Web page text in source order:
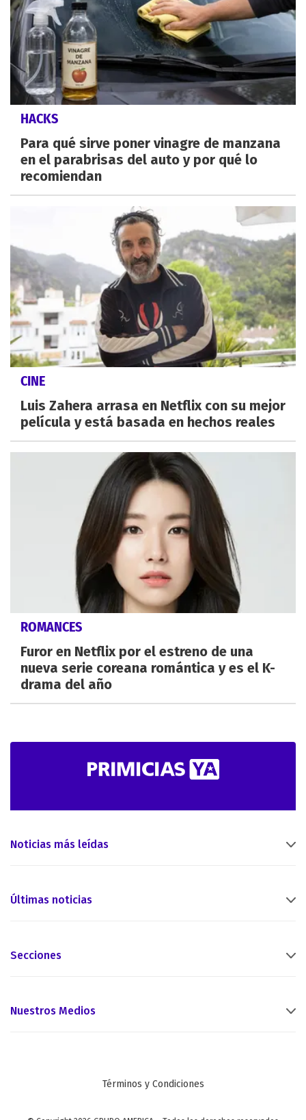
HACKS
Para qué sirve poner vinagre de manzana
en el parabrisas del auto y por qué lo
recomiendan
CINE
Luis Zahera arrasa en Netflix con su mejor
película y está basada en hechos reales
ROMANCES
Furor en Netflix por el estreno de una
nueva serie coreana romántica y es el K-
drama del año
Noticias más leídas
Últimas noticias
Secciones
Nuestros Medios
Términos y Condiciones